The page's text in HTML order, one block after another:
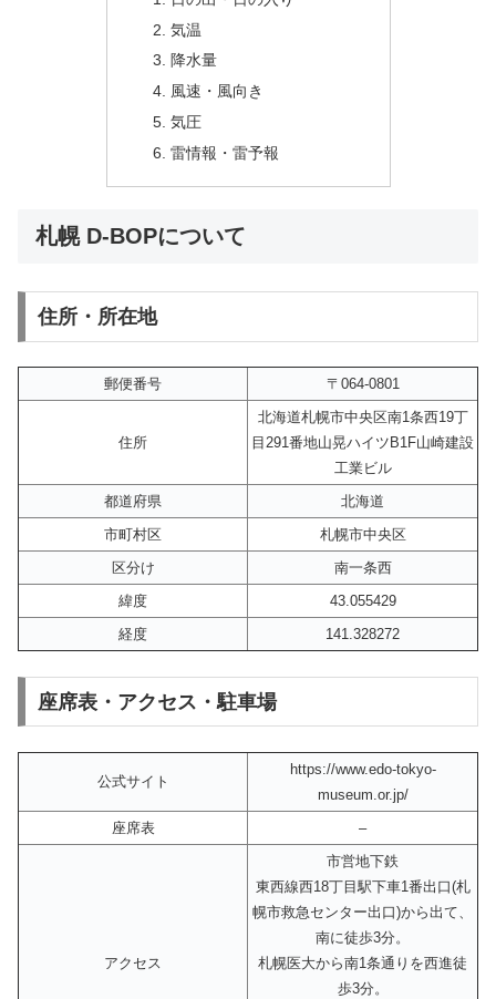
気温
降水量
風速・風向き
気圧
雷情報・雷予報
札幌 D-BOPについて
住所・所在地
郵便番号 〒064-0801
住所
北海道札幌市中央区南1条西19丁
目291番地山晃ハイツB1F山崎建設
工業ビル
都道府県
北海道
市町村区
札幌市中央区
区分け
南一条西
緯度
43.055429
経度
141.328272
座席表・アクセス・駐車場
公式サイト
https://www.edo-tokyo-
museum.or.jp/
座席表
–
アクセス
市営地下鉄
東西線西18丁目駅下車1番出口(札
幌市救急センター出口)から出て、
南に徒歩3分。
札幌医大から南1条通りを西進徒
歩3分。